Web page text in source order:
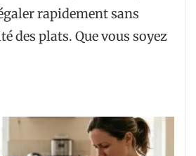
rapidement sans
des plats. Que vous soyez